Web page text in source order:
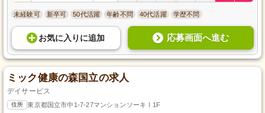
未経験可 新卒可 50代活躍 年齢不問 40代活躍 学歴不問
お気に入り に追加 応募画面へ進む
ミック健康の森国立の求人
デイサービス
住所 東京都国立市中1-7-27マンションソーキⅠ1F